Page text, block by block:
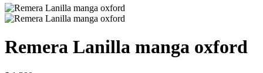
Remera Lanilla manga oxford